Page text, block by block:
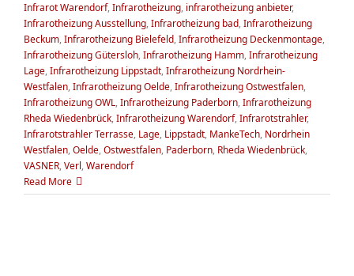
Infrarot Warendorf,Infrarotheizung, infrarotheizung anbieter,
Infrarotheizung Ausstellung,Infrarotheizung bad,Infrarotheizung
Beckum,Infrarotheizung Bielefeld,Infrarotheizung Deckenmontage,
Infrarotheizung Gütersloh,Infrarotheizung Hamm,Infrarotheizung
Lage,Infrarotheizung Lippstadt,Infrarotheizung Nordrhein-
Westfalen,Infrarotheizung Oelde,Infrarotheizung Ostwestfalen,
Infrarotheizung OWL,Infrarotheizung Paderborn,Infrarotheizung
Rheda Wiedenbrück,Infrarotheizung Warendorf,Infrarotstrahler,
Infrarotstrahler Terrasse, Lage, Lippstadt, MankeTech, Nordrhein
Westfalen,Oelde,Ostwestfalen, Paderborn, Rheda Wiedenbrück,
VASNER,Verl,Warendorf
Read More